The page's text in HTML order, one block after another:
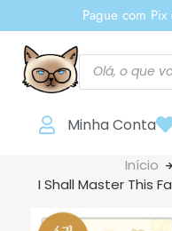
Pague com
Minha Conta
Início
I Shall Master This